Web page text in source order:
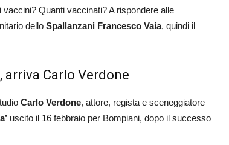
Quanti vaccinati? A rispondere alle
dello Spallanzani Francesco Vaia, quindi il
arriva Carlo Verdone
Carlo Verdone, attore, regista e sceneggiatore
uscito il 16 febbraio per Bompiani, dopo il successo